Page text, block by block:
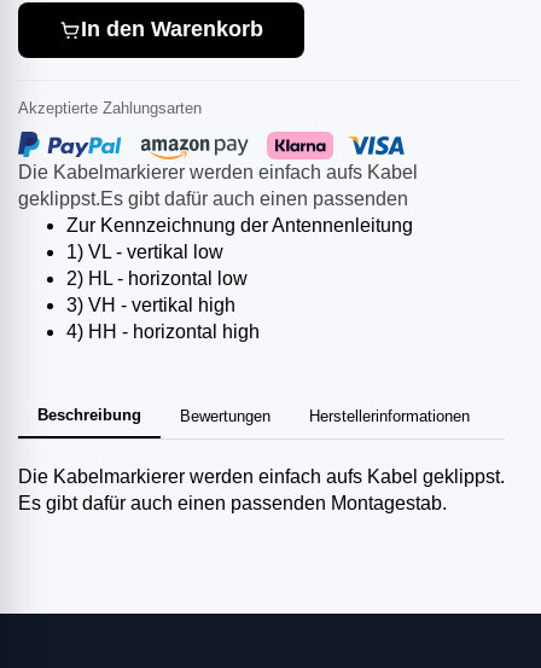
Die Kabelmarkierer werden einfach aufs Kabel
geklippst.Es gibt dafür auch einen passenden
Zur Kennzeichnung der Antennenleitung
1) VL - vertikal low
2) HL - horizontal low
3) VH - vertikal high
4) HH - horizontal high
Beschreibung Bewertungen Herstellerinformationen
Die Kabelmarkierer werden einfach aufs Kabel geklippst.
Es gibt dafür auch einen passenden Montagestab.
In den Warenkorb
Akzeptierte Zahlungsarten